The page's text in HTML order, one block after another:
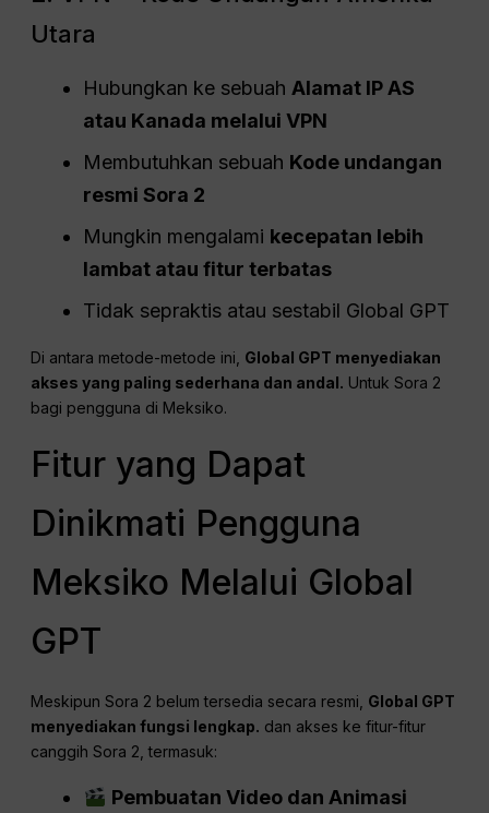
Utara
Hubungkan ke sebuah Alamat IP AS
atau Kanada melalui VPN
Membutuhkan sebuah Kode undangan
resmi Sora 2
Mungkin mengalami kecepatan lebih
lambat atau fitur terbatas
Tidak sepraktis atau sestabil Global GPT
Di antara metode-metode ini, Global GPT menyediakan
akses yang paling sederhana dan andal. Untuk Sora 2
bagi pengguna di Meksiko.
Fitur yang Dapat
Dinikmati Pengguna
Meksiko Melalui Global
GPT
Meskipun Sora 2 belum tersedia secara resmi, Global GPT
menyediakan fungsi lengkap. dan akses ke fitur-fitur
canggih Sora 2, termasuk:
Pembuatan Video dan Animasi